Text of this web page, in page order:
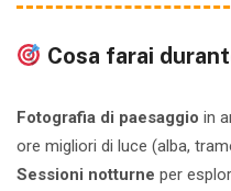
Cosa farai
Fotografia di paesaggio in
ore migliori di luce (alba,
Sessioni notturne per